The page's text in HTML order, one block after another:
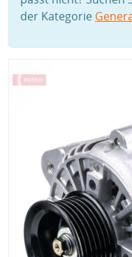
der Kategorie